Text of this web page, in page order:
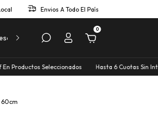
Envios A Todo El País
Lámparas De Pie
0
Hasta 6 Cuotas Sin Interes Hasta
60cm